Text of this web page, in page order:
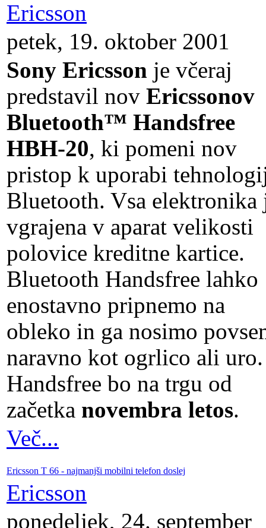
Ericsson
petek, 19. oktober 2001
Sony Ericsson je včeraj
predstavil nov Ericssonov
Bluetooth™ Handsfree
HBH-20, ki pomeni nov
pristop k uporabi
Bluetooth. Vsa elektronika
vgrajena v aparat velikosti
polovice kreditne kartice.
Bluetooth Handsfree lahko
enostavno pripnemo na
obleko in ga nosimo
naravno kot ogrlico ali uro.
Handsfree bo na trgu od
začetka novembra letos.
Več...
Ericsson T 66 - najmanjši mobilni telefon doslej
Ericsson
ponedeljek, 24. september